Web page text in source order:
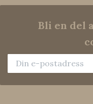
Bli en del